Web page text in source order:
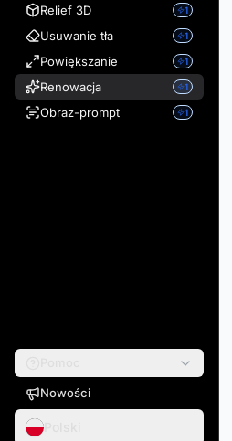
Relief 3D 1
Usuwanie tła 1
Powiększanie 1
Renowacja 1
Obraz-prompt 1
Nowości